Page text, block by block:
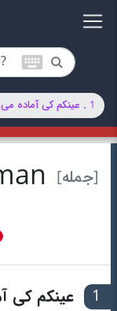
keyboard
1 . عینکم کی آماده می‌شود؟
[جمله]
1 عینکم کی